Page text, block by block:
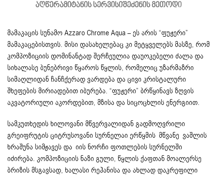
ᲐᲦᲬᲔᲠᲐᲛᲘᲢᲐᲜᲘᲡ ᲡᲔᲠᲕᲘᲡᲘᲨᲔᲫᲔᲜᲘᲡ ᲛᲔᲗᲝᲓᲘ
მამაკაცის სუნამო Azzaro Chrome Aqua – ეს არის “ფუჟერი”
მამაკაცებისთვის. მისი დასახელებაც კი მეტყველებს მასზე, რომ
კომპოზიციის დომინანტად შერჩეულია დაუოკებელი ძალა და
სიხალასე ბუნებრივი წყაროს წყლის, რომელიც უზარმაზრი
სიმაღლიდან ჩანჩქერად ვარდება და ცივი კრისტალური
შხეფების მირიადებით იბურება. “ფუჟერი” ბრწყინავს ზღვის
აკვატორიული აკორდებით, მზისა და სიცოცხლის ენერგიით.
სამკუთხედის ხილოვანი მწვერვალიდან გადმოღვრილი
გრეიფრუტის ციტრუსოვანი სურნელაი ერწყმის მწვანე ვაშლის
ხრაშუნა სიმჟავეს და იის ნორჩი ფოთლების სურნელში
იძირება. კომპოზიციის ნაზი გული, წყლის ქაფთან მოალერსე
ბრიზის მსგავსად, ხალასი რეჰანისა და ახლად დაკრეფილი